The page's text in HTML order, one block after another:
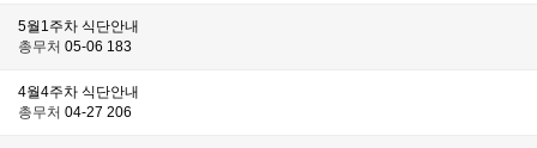
5월1주차 식단안내
총무처 05-06 183
4월4주차 식단안내
총무처 04-27 206